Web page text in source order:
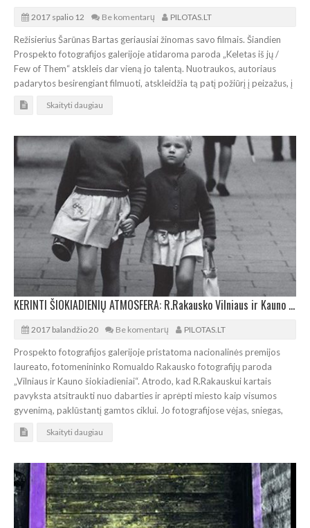
2017 spalio 12 Be komentarų PILOTAS.LT
Režisierius Šarūnas Bartas geriausiai žinomas savo filmais. Šiandien
Prospekto fotografijos galerijoje atidaroma paroda „Keletas iš jų /
Few of Them“ atskleis dar vieną jo talentą. Nuotraukos, autoriaus
padarytos besirengiant filmuoti, atskleidžia tą patį požiūrį į peizažus, į
Skaityti daugiau
KERINTI ŠIOKIADIENIŲ ATMOSFERA: R.Rakausko Vilniaus ir Kauno fotografijų paroda
2017 balandžio 20 Be komentarų PILOTAS.LT
Prospekto fotografijos galerijoje pristatoma nacionalinės premijos
laureato, fotomenininko Romualdo Rakausko fotografijų paroda
„Vilniaus ir Kauno šiokiadieniai“. Atrodo, kad R.Rakauskui kartais
pavyksta atsitraukti nuo dabarties ir aprėpti miesto kaip visumos
gyvenimą, paklūstantį gamtos ciklui. Jo fotografijose vėjas, sniegas,
Skaityti daugiau